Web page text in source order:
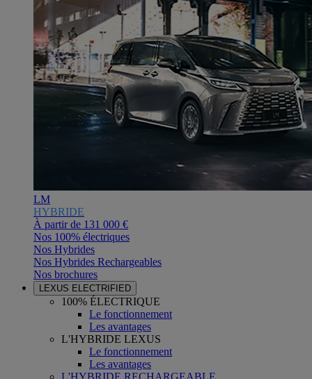
LM
HYBRIDE
À partir de 131 000 €
Nos 100% électriques
Nos Hybrides
Nos Hybrides Rechargeables
Nos brochures
LEXUS ELECTRIFIED
100% ÉLECTRIQUE
Le fonctionnement
Les avantages
L'HYBRIDE LEXUS
Le fonctionnement
Les avantages
L'HYBRIDE RECHARGEABLE